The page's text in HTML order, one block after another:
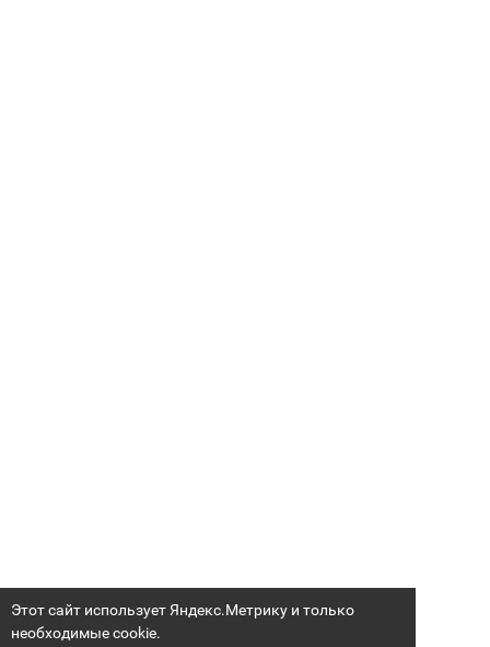
Этот сайт использует Яндекс.Метрику и только
необходимые cookie.